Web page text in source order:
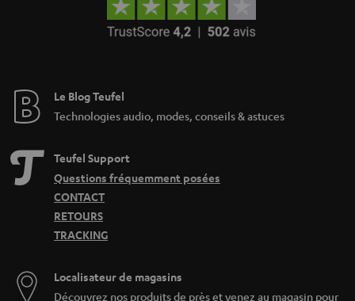
Le Blog Teufel
Technologies audio, modes, conseils & astuces
Teufel Support
Questions fréquemment posées
CONTACT
RETOURS
TRACKING
Localisateur de magasins
Découvrez nos produits de près et venez au magasin pour